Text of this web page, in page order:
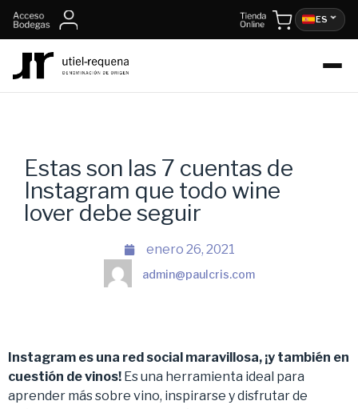
ES
Estas son las 7 cuentas de
Instagram que todo wine
lover debe seguir
enero 26, 2021
admin@paulcris.com
Instagram es una red social maravillosa, ¡y también en
cuestión de vinos! Es una herramienta ideal para
aprender más sobre vino, inspirarse y disfrutar de